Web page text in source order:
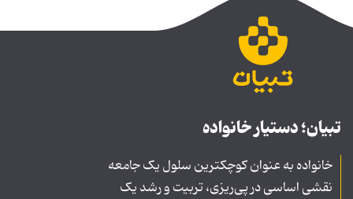
تبیان؛ دستیار خانواده
خانواده به عنوان کوچکترین سلول یک جامعه
نقشی اساسی در پی‌ریزی، تربیت و رشد یک